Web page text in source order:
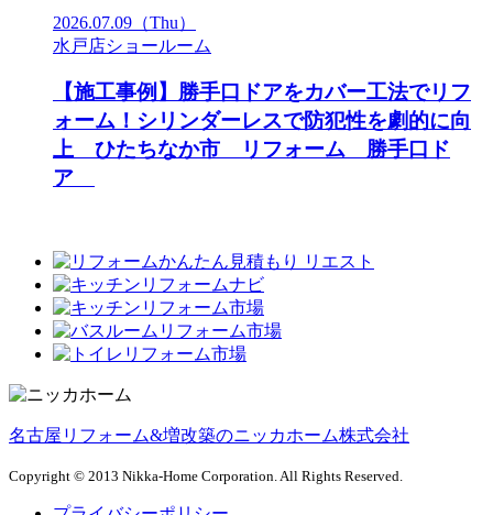
2026.07.09 （Thu）
水戸店ショールーム
【施工事例】勝手口ドアをカバー工法でリフ
ォーム！シリンダーレスで防犯性を劇的に向
上 ひたちなか市 リフォーム 勝手口ド
ア
名古屋リフォーム&増改築のニッカホーム株式会社
Copyright © 2013 Nikka-Home Corporation. All Rights Reserved.